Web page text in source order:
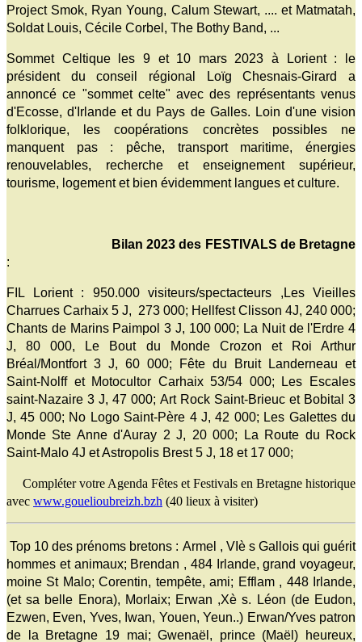
Project Smok, Ryan Young, Calum Stewart, .... et Matmatah,
Soldat Louis, Cécile Corbel, The Bothy Band, ...
Sommet Celtique les 9 et 10 mars 2023 à Lorient : le
président du conseil régional Loïg Chesnais-Girard a
annoncé ce "sommet celte" avec des représentants venus
d'Ecosse, d'Irlande et du Pays de Galles. Loin d'une vision
folklorique, les coopérations concrètes possibles ne
manquent pas : pêche, transport maritime, énergies
renouvelables, recherche et enseignement supérieur,
tourisme, logement et bien évidemment langues et culture.
Bilan 2023 des FESTIVALS de Bretagne
:
FIL Lorient : 950.000 visiteurs/spectacteurs ,Les Vieilles
Charrues Carhaix 5 J, 273 000; Hellfest Clisson 4J, 240 000;
Chants de Marins Paimpol 3 J, 100 000; La Nuit de l'Erdre 4
J, 80 000, Le Bout du Monde Crozon et Roi Arthur
Bréal/Montfort 3 J, 60 000; Fête du Bruit Landerneau et
Saint-Nolff et Motocultor Carhaix 53/54 000; Les Escales
saint-Nazaire 3 J, 47 000; Art Rock Saint-Brieuc et Bobital 3
J, 45 000; No Logo Saint-Père 4 J, 42 000; Les Galettes du
Monde Ste Anne d'Auray 2 J, 20 000; La Route du Rock
Saint-Malo 4J et Astropolis Brest 5 J, 18 et 17 000;
Compléter votre Agenda Fêtes et Festivals en Bretagne historique
avec www.gouelioubreizh.bzh (40 lieux à visiter)
Top 10 des prénoms bretons : Armel , VIè s Gallois qui guérit
hommes et animaux; Brendan , 484 Irlande, grand voyageur,
moine St Malo; Corentin, tempête, ami; Efflam , 448 Irlande,
(et sa belle Enora), Morlaix; Erwan ,Xè s. Léon (de Eudon,
Ezwen, Even, Yves, Iwan, Youen, Yeun..) Erwan/Yves patron
de la Bretagne 19 mai; Gwenaël, prince (Maël) heureux,